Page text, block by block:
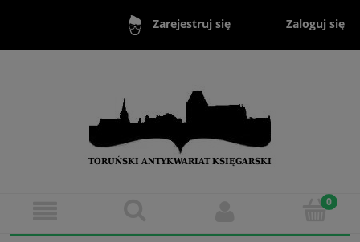
Zarejestruj się Zaloguj się